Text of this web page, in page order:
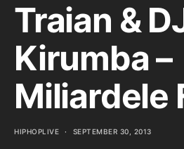
Traian &
Kirumba –
Miliardele
HIPHOPLIVE SEPTEMBER 30, 2013